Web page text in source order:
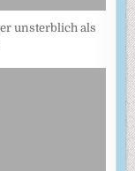
unsterblich als